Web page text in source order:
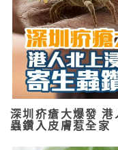
深圳疥瘡大爆發 港
蟲鑽入皮膚惹全家